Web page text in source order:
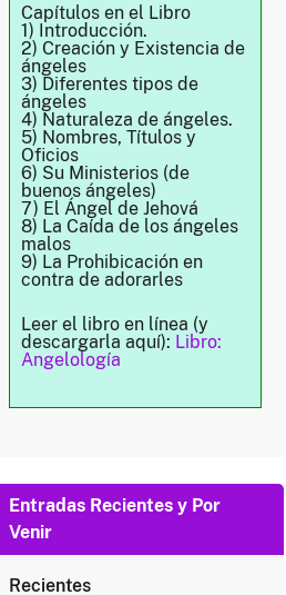
Capítulos en el Libro
1) Introducción.
2) Creación y Existencia de
ángeles
3) Diferentes tipos de
ángeles
4) Naturaleza de ángeles.
5) Nombres, Títulos y
Oficios
6) Su Ministerios (de
buenos ángeles)
7) El Ángel de Jehová
8) La Caída de los ángeles
malos
9) La Prohibicación en
contra de adorarles
Leer el libro en línea (y
descargarla aquí): Libro:
Angelología
Entradas Recientes y Por
Venir
Recientes